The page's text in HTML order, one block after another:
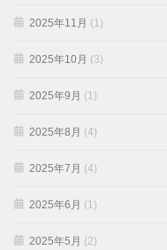
2025年11月 (1)
2025年10月 (3)
2025年9月 (1)
2025年8月 (4)
2025年7月 (4)
2025年6月 (1)
2025年5月 (2)